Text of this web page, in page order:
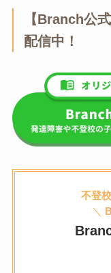
【Branch公
配信中！
不登
＼